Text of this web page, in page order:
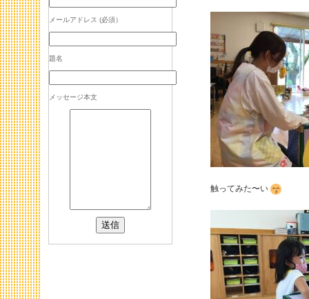
触ってみた〜い
メールアドレス (必須）
題名
メッセージ本文